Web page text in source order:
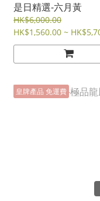
是日精選-六月黃
HK$6,000.00
HK$1,560.00 ~
皇牌產品 免運費